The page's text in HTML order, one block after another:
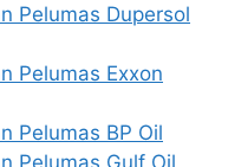
Pelumas Dupersol
Pelumas Exxon
Pelumas BP Oil
Pelumas Gulf Oil